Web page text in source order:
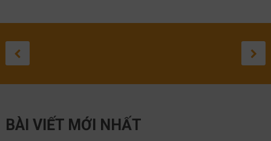
HYUNDAI
RAV4 2021
PRADO 2021:
September 3,
ĐÁNH GIÁ
2020
August 27,
ĐÁNH
COROLLA
August 1,
2021:
May 10,
LỘ
April
BÀI VIẾT MỚI NHẤT